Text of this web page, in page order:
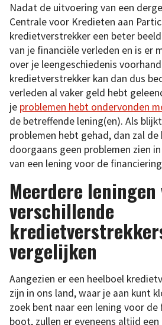
Nadat de uitvoering van een
Centrale voor Kredieten aan
kredietverstrekker een beter
van je financiële verleden en is er
over je leengeschiedenis
kredietverstrekker kan dan dus
verleden al vaker geld hebt
je problemen hebt ondervonden
de betreffende lening(en). Als
problemen hebt gehad, dan zal
doorgaans geen problemen zien
van een lening voor de
Meerdere leningen
verschillende
vergelijken
Aangezien er een heelboel
zijn in ons land, waar je aan kunt
zoek bent naar een lening voor de
boot, zullen er eveneens altijd